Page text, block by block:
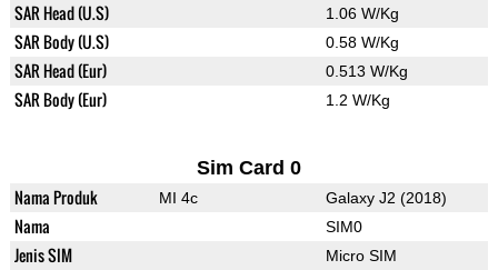
SAR Head (U.S) 1.06 W/Kg
SAR Body (U.S) 0.58 W/Kg
SAR Head (Eur) 0.513 W/Kg
SAR Body (Eur) 1.2 W/Kg
Sim Card 0
Nama Produk MI 4c Galaxy J2 (2018)
Nama SIM0
Jenis SIM Micro SIM